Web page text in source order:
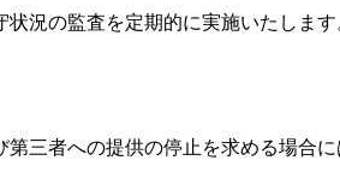
況の監査を定期的に実施いたします
三者への提供の停止を求める場合に